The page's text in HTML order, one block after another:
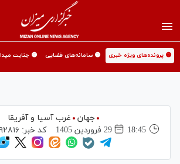
🟡 پرونده‌های ویژه خبری 🟡 سامانه‌های قضایی 🟡 جنایت
جهان
غرب آسیا و آفریقا
18:45
29 فروردين 1405 کد خبر: